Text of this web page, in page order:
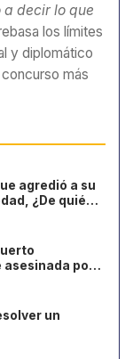
a decir lo que
los límites
y diplomático
más
agredió a su
¿De quién
asesinada por
un